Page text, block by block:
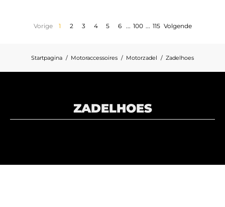
Vorige 1 2 3 4 5 6 ... 100 ... 115 Volgende
Startpagina Motoraccessoires Motorzadel Zadelhoes
ZADELHOES